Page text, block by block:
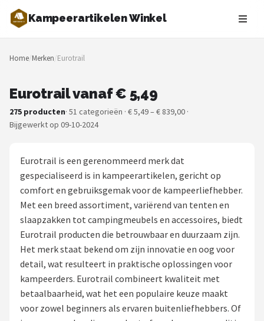
Kampeerartikelen Winkel
Zoeken
NAVIGATIE
Merken
Tenten
Slaapzakken
Slaapmatten
Shop
POPULAIRE MERKEN
Home/Merken/Eurotrail
Eurotrail vanaf € 5,49
275 producten· 51 categorieën · € 5,49 – € 839,00 ·
Bijgewerkt op 09-10-2024
Eurotrail is een gerenommeerd merk dat
gespecialiseerd is in kampeerartikelen, gericht op
comfort en gebruiksgemak voor de kampeerliefhebber.
Met een breed assortiment, variërend van tenten en
slaapzakken tot campingmeubels en accessoires, biedt
Eurotrail producten die betrouwbaar en duurzaam zijn.
Het merk staat bekend om zijn innovatie en oog voor
detail, wat resulteert in praktische oplossingen voor
kampeerders. Eurotrail combineert kwaliteit met
betaalbaarheid, wat het een populaire keuze maakt
voor zowel beginners als ervaren buitenliefhebbers. Of